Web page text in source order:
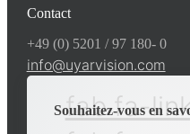
Contact
+49 (0) 5201 / 97 180- 0
info@uyarvision.com
fab fa-
Souhaitez-vous en